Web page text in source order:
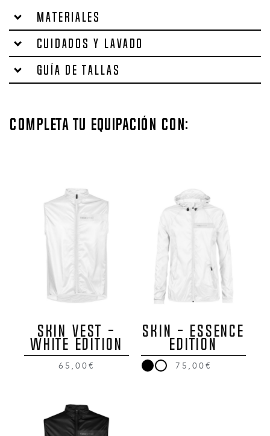
Materiales
Cuidados y lavado
Guía de tallas
Completa tu equipación con:
SKIN VEST -
WHITE EDITION
65,00€
SKIN - ESSENCE
EDITION
75,00€